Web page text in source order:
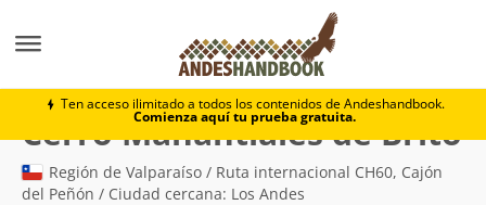
Ten acceso ilimitado a todos los contenidos de Andeshandbook.
Comienza aquí tu prueba gratuita.
Cerro Manantiales de Brito
Cerro Manantiales de Brito
Región de Valparaíso / Ruta internacional CH60, Cajón
del Peñón / Ciudad cercana: Los Andes